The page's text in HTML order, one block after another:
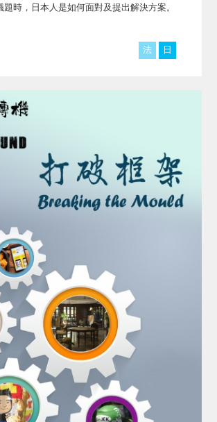
時，日本人是如何面對及提出解決方案。
法 日